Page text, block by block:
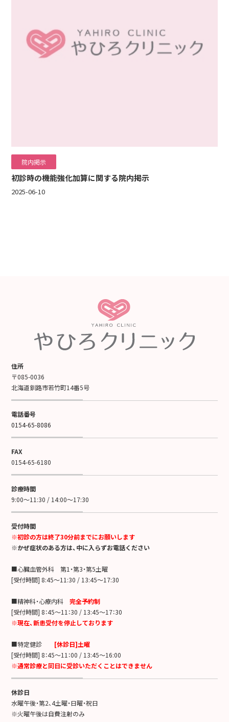
院内掲示
初診時の機能強化加算に関する院内掲示
2025-06-10
住所
〒085-0036
北海道釧路市若竹町14番5号
電話番号
0154-65-8086
FAX
0154-65-6180
診療時間
9:00～11:30 / 14:00～17:30
受付時間
※初診の方は終了30分前までにお願いします
※かぜ症状のある方は、中に入らずお電話ください
■心臓血管外科 第1・第3・第5土曜
[受付時間] 8:45～11:30 / 13:45～17:30
■精神科・心療内科完全予約制
[受付時間] 8：45～11：30 / 13:45～17：30
※現在、新患受付を停止しております
■特定健診 [休診日]土曜
[受付時間] 8：45～11：00 / 13:45～16:00
※通常診療と同日に受診いただくことはできません
休診日
水曜午後・第2、4土曜・日曜・祝日
※火曜午後は自費注射のみ